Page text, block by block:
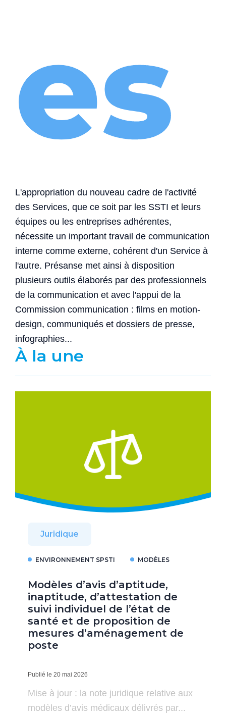
es
L'appropriation du nouveau cadre de l'activité
des Services, que ce soit par les SSTI et leurs
équipes ou les entreprises adhérentes,
nécessite un important travail de communication
interne comme externe, cohérent d'un Service à
l'autre. Présanse met ainsi à disposition
plusieurs outils élaborés par des professionnels
de la communication et avec l'appui de la
Commission communication : films en motion-
design, communiqués et dossiers de presse,
infographies...
À la une
Juridique
ENVIRONNEMENT SPSTI MODÈLES
Modèles d’avis d’aptitude,
inaptitude, d’attestation de
suivi individuel de l’état de
santé et de proposition de
mesures d’aménagement de
poste
Publié le 20 mai 2026
Mise à jour : la note juridique relative aux
modèles d’avis médicaux délivrés par...